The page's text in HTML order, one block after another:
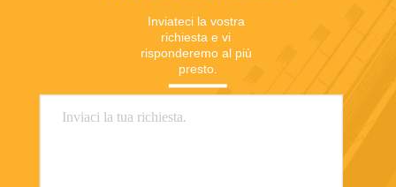
Inviateci la vostra
richiesta e vi
risponderemo al più
presto.